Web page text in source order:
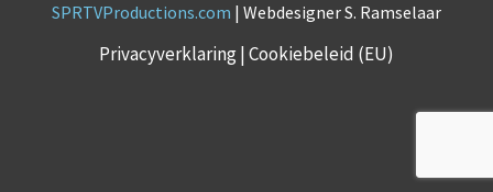
SPRTVProductions.com | Webdesigner S. Ramselaar
Privacyverklaring|Cookiebeleid (EU)